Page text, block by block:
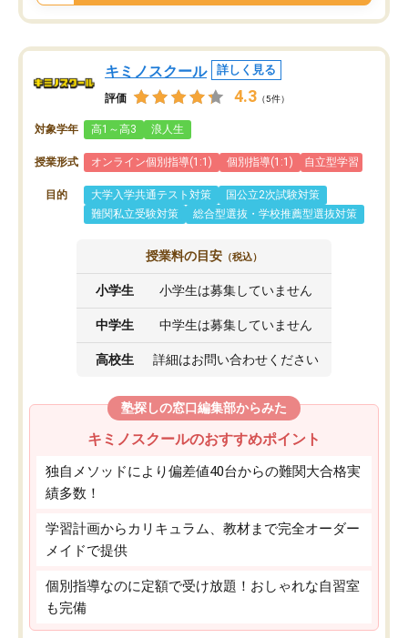
キミノスクール 詳しく見る
評価 4.3 （5件）
対象学年 高1～高3 浪人生
授業形式 オンライン個別指導(1:1) 個別指導(1:1) 自立型学習
目的 大学入学共通テスト対策
国公立2次試験対策
難関私立受験対策
総合型選抜・学校推薦型選抜対策
授業料の目安 （税込）
小学生 小学生は募集していません
中学生 中学生は募集していません
高校生 詳細はお問い合わせください
塾探しの窓口編集部からみた
キミノスクールのおすすめポイント
独自メソッドにより偏差値40台からの難関大合格実
績多数！
学習計画からカリキュラム、教材まで完全オーダー
メイドで提供
個別指導なのに定額で受け放題！おしゃれな自習室
も完備